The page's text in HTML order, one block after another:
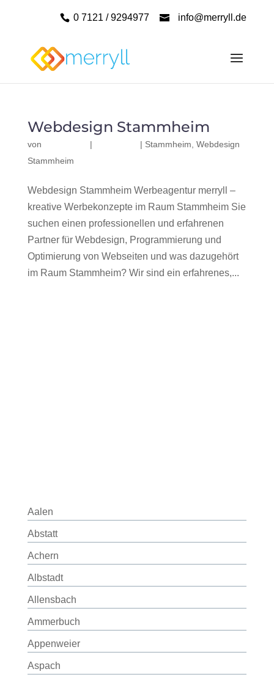
0 7121 / 9294977 info@merryll.de
Webdesign Stammheim
von | | Stammheim Webdesign
Stammheim
Webdesign Stammheim Werbeagentur merryll –
kreative Werbekonzepte im Raum Stammheim Sie
suchen einen professionellen und erfahrenen
Partner für Webdesign, Programmierung und
Optimierung von Webseiten und was dazugehört
im Raum Stammheim? Wir sind ein erfahrenes,...
Aalen
Abstatt
Achern
Albstadt
Allensbach
Ammerbuch
Appenweier
Aspach